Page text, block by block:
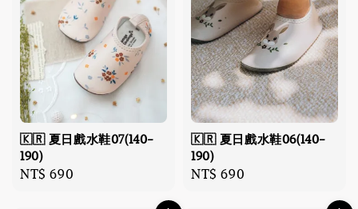
🇰🇷 夏日戲水鞋07(140-
190)
Regular
NT$ 690
🇰🇷 夏日戲水鞋06(140-
190)
Regular
NT$ 690